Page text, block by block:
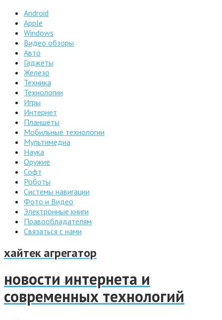
Android
Apple
Windows
Видео обзоры
Авто
Гаджеты
Железо
Техника
Технологии
Игры
Интернет
Планшеты
Мобильные технологии
Мультимедиа
Наука
Оружие
Софт
Роботы
Системы навигации
Фото и Видео
Электронные книги
Правообладателям
Связаться с нами
хайтек агрегатор
новости интернета и
современных технологий